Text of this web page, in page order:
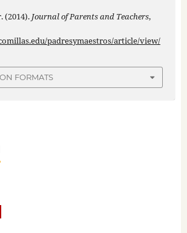
(2014). Journal of Parents and Teachers,
padresymaestros/article/view/
FORMATS